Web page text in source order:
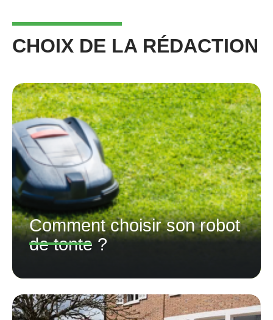
CHOIX DE LA RÉDACTION
Comment choisir son robot
de tonte ?